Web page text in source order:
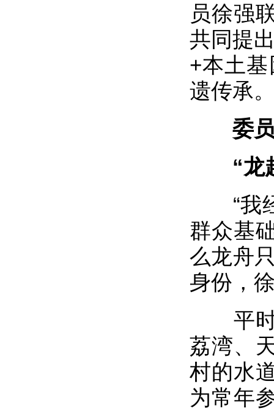
员徐强
共同提
+本土
遗传承
委
“龙超
“我经
群众基
么龙舟
身份，
平时
荔湾、
村的水
为常年